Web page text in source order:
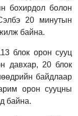
бохирдол болон
20 минутын
байна.
блок орон сууц
давхар, 20 блок
байдлаар
орон сууцны
байна.